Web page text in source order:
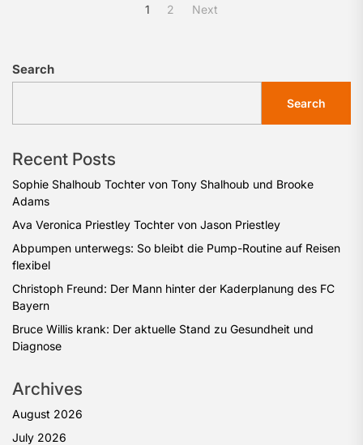
1 2 Next
Search
Search
Recent Posts
Sophie Shalhoub Tochter von Tony Shalhoub und Brooke
Adams
Ava Veronica Priestley Tochter von Jason Priestley
Abpumpen unterwegs: So bleibt die Pump-Routine auf Reisen
flexibel
Christoph Freund: Der Mann hinter der Kaderplanung des FC
Bayern
Bruce Willis krank: Der aktuelle Stand zu Gesundheit und
Diagnose
Archives
August 2026
July 2026